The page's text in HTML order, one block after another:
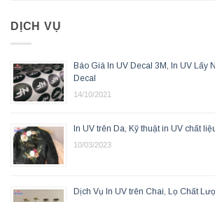
DỊCH VỤ
Báo Giá In UV Decal 3M, In UV Lấy
Decal
14/10/2021
In UV trên Da, Kỹ thuật in UV chất
10/03/2023
Dịch Vụ In UV trên Chai, Lọ Chất